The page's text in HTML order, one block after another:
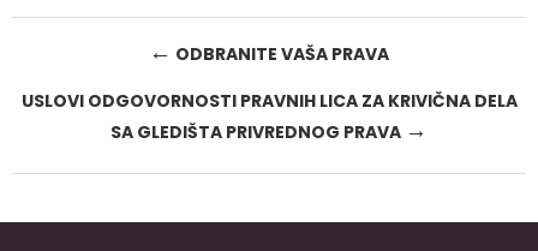
navigation
← ODBRANITE VAŠA PRAVA
USLOVI ODGOVORNOSTI PRAVNIH LICA ZA KRIVIČNA DELA
SA GLEDIŠTA PRIVREDNOG PRAVA →